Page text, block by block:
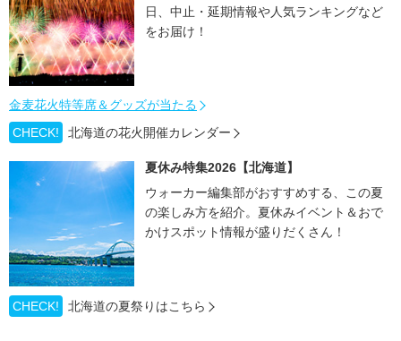
日、中止・延期情報や人気ランキングなど
をお届け！
金麦花火特等席＆グッズが当たる
CHECK!
北海道の花火開催カレンダー
夏休み特集2026【北海道】
ウォーカー編集部がおすすめする、この夏
の楽しみ方を紹介。夏休みイベント＆おで
かけスポット情報が盛りだくさん！
CHECK! 北海道の夏祭りはこちら